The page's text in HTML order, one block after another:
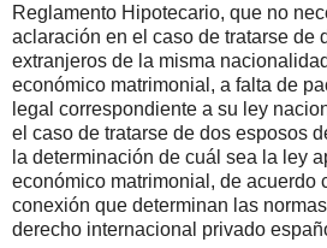
Reglamento Hipotecario, que no
aclaración en el caso de tratarse de
extranjeros de la misma
económico matrimonial, a falta de
legal correspondiente a su ley
el caso de tratarse de dos esposos
la determinación de cuál sea la ley
económico matrimonial, de acuerdo
conexión que determinan las
derecho internacional privado